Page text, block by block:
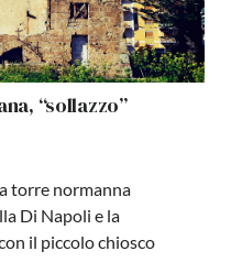
“sollazzo”
torre normanna
Di Napoli e la
il piccolo chiosco